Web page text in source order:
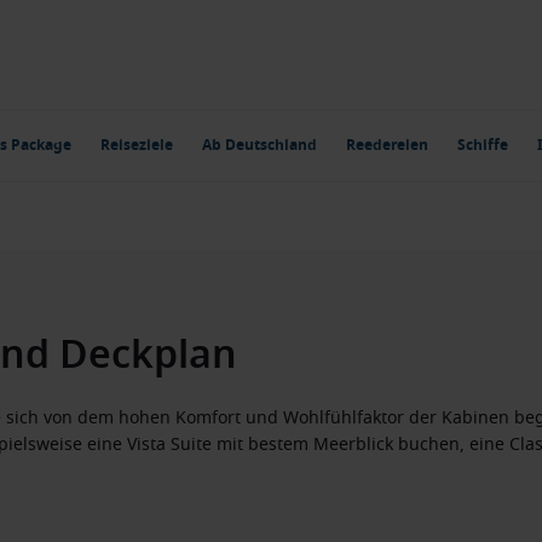
Package Reiseziele Ab Deutschland Reedereien Schiffe
Deckplan
sich von dem hohen Komfort und Wohlfühlfaktor der Kabinen
eine Vista Suite mit bestem Meerblick buchen, eine